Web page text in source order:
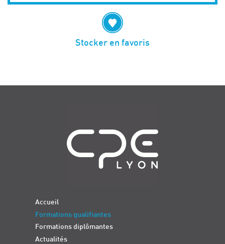
Stocker en favoris
Accueil
Formations qualifiantes
Formations diplômantes
Actualités